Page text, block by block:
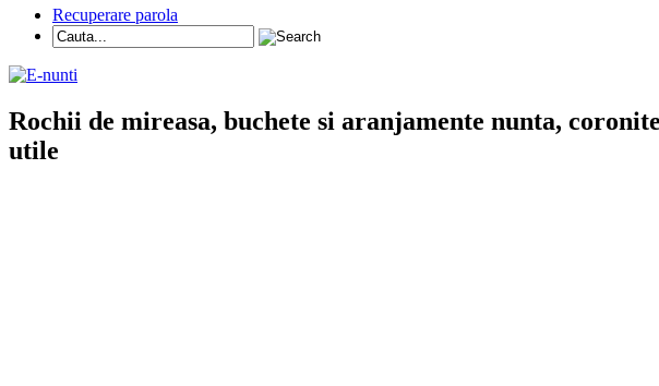
Recuperare parola
Rochii de mireasa, buchete si aranjamente nunta,
utile